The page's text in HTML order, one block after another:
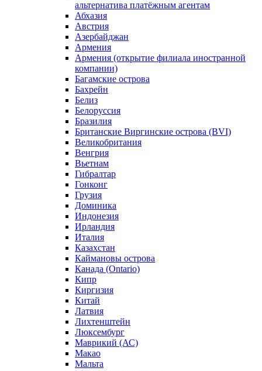
альтернатива платёжным агентам
Абхазия
Австрия
Азербайджан
Армения
Армения (открытие филиала иностранной
компании)
Багамские острова
Бахрейн
Белиз
Белоруссия
Бразилия
Британские Виргинские острова (BVI)
Великобритания
Венгрия
Вьетнам
Гибралтар
Гонконг
Грузия
Доминика
Индонезия
Ирландия
Италия
Казахстан
Каймановы острова
Канада (Ontario)
Кипр
Киргизия
Китай
Латвия
Лихтенштейн
Люксембург
Маврикий (АС)
Макао
Мальта